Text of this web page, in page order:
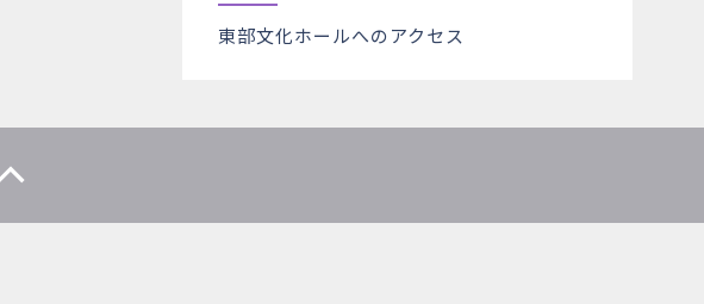
東部文化ホールへのアクセス